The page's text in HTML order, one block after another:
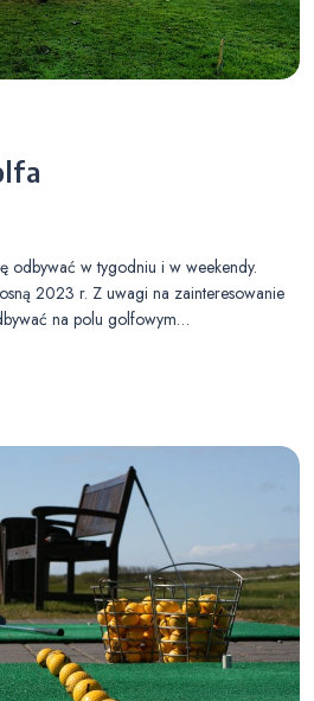
odbywać w tygodniu i w weekendy.
2023 r. Z uwagi na zainteresowanie
na polu golfowym…